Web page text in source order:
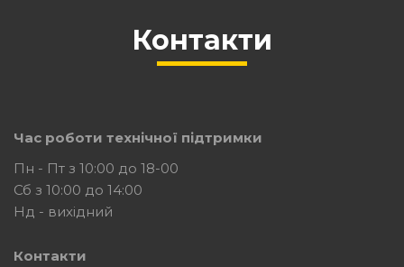
Контакти
Час роботи технічної підтримки
Пн - Пт з 10:00 до 18-00
Сб з 10:00 до 14:00
Нд - вихідний
Контакти